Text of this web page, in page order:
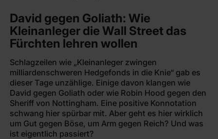
David gegen Goliath: Wie
Kleinanleger die Wall Street das
Fürchten lehren wollen
Schlagzeilen wie „Kleinanleger zwingen
milliardenschweren Hedgefonds in die Knie“ gab es
dieser Tage unzählige. Einige davon klangen wie
David gegen Goliath oder wie Robin Hood gegen den
Sheriff von Nottingham. Eine positive Konnotation
schwang hier spürbar mit. Aber geht es hier wirklich
um Gut gegen Böse, um Arm gegen Reich? Und was
ist eigentlich passiert?